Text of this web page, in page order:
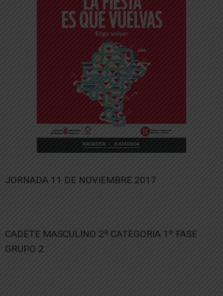
JORNADA 11 DE NOVIEMBRE 2017
CADETE MASCULINO 2ª CATEGORIA 1º FASE
GRUPO 2